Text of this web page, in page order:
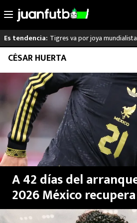
Saltar
contenido
Es tendencia: Tigres va por joya mundialista
LO ÚLTIMO
LIGA MX
RAYADOS
PUMAS
ATLANTE
SELECCIÓN MEXICANA
FUTBOL INTERNACIONAL
CÉSAR HUERTA
A 42 días del
2026 México
seleccionado tras